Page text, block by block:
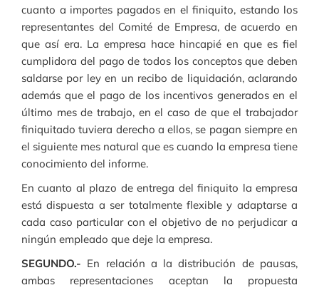
cuanto a importes pagados en el finiquito, estando los
representantes del Comité de Empresa, de acuerdo en
que así era. La empresa hace hincapié en que es fiel
cumplidora del pago de todos los conceptos que deben
saldarse por ley en un recibo de liquidación, aclarando
además que el pago de los incentivos generados en el
último mes de trabajo, en el caso de que el trabajador
finiquitado tuviera derecho a ellos, se pagan siempre en
el siguiente mes natural que es cuando la empresa tiene
conocimiento del informe.
En cuanto al plazo de entrega del finiquito la empresa
está dispuesta a ser totalmente flexible y adaptarse a
cada caso particular con el objetivo de no perjudicar a
ningún empleado que deje la empresa.
SEGUNDO.- En relación a la distribución de pausas,
ambas representaciones aceptan la propuesta